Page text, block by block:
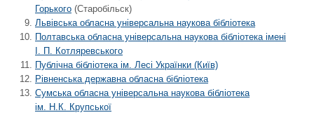
Горького (Старобільск)
Львівська обласна універсальна наукова бібліотека
Полтавська обласна унiверсальна наукова бiблiотека імені
І. П. Котляревського
Публічна бібліотека ім. Лесі Українки (Київ)
Рівненська державна обласна бібліотека
Сумська обласна універсальна наукова бібліотека
ім. Н.К. Крупської